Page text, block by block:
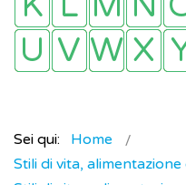
Sei qui:
Home
Stili di vita,